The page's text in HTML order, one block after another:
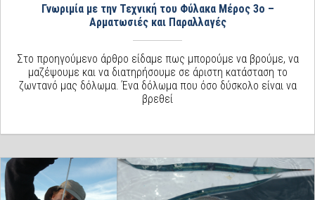
Γνωριμία με την Τεχνική του Φύλακα Μέρος 3ο –
Αρματωσιές και Παραλλαγές
Στο προηγούμενο άρθρο είδαμε πως μπορούμε να βρούμε, να
μαζέψουμε και να διατηρήσουμε σε άριστη κατάσταση το
ζωντανό μας δόλωμα. Ένα δόλωμα που όσο δύσκολο είναι να
βρεθεί